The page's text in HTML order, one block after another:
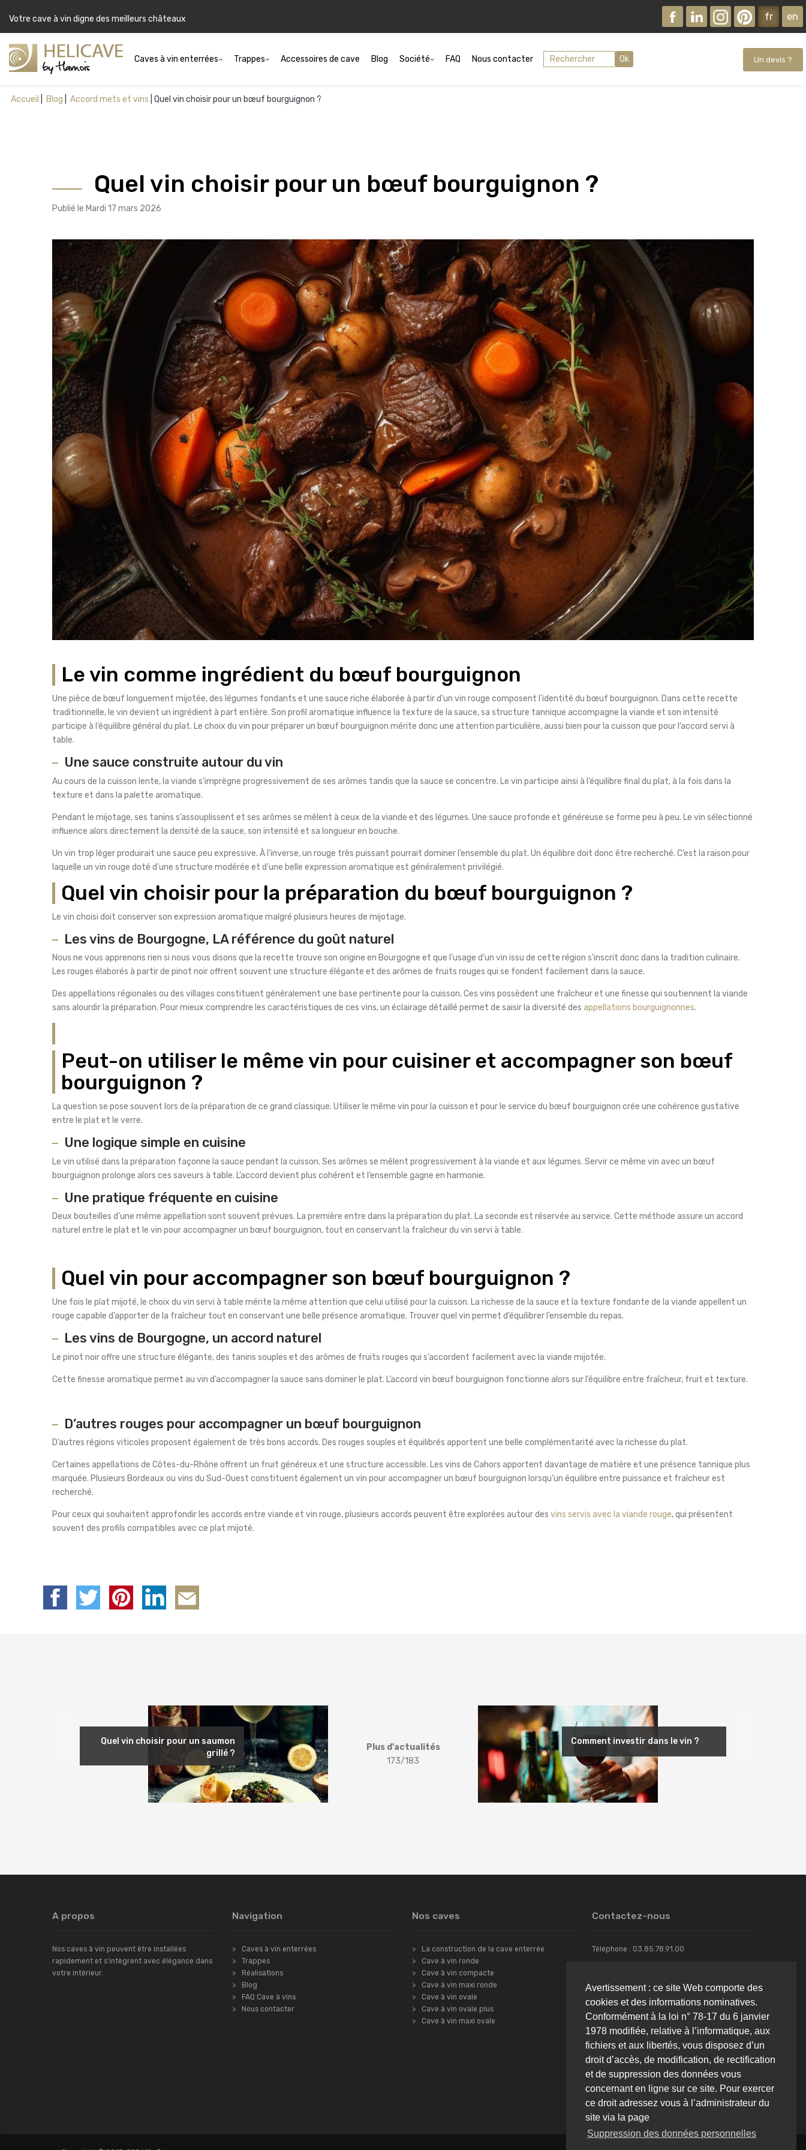
Avertissement : ce site Web comporte des
cookies et des informations nominatives.
Conformément à la loi n° 78-17 du 6 janvier
1978 modifiée, relative à l’informatique, aux
fichiers et aux libertés, vous disposez d’un
droit d’accès, de modification, de rectification
et de suppression des données vous
concernant en ligne sur ce site. Pour exercer
ce droit adressez vous à l’administrateur du
site via la page
Suppression des données personnelles
Votre cave à vin digne des meilleurs châteaux fr en
Caves à vin enterrées Trappes Accessoires de cave Blog Société FAQ Nous contacter Un devis ?
Ok
Quel vin choisir pour un bœuf bourguignon ?
Publié le Mardi 17 mars 2026
Le vin comme ingrédient du bœuf bourguignon
Une pièce de bœuf longuement mijotée, des légumes fondants et une sauce riche élaborée à partir d’un vin rouge composent l’identité du bœuf bourguignon. Dans cette recette
traditionnelle, le vin devient un ingrédient à part entière. Son profil aromatique influence la texture de la sauce, sa structure tannique accompagne la viande et son intensité
participe à l’équilibre général du plat. Le choix du vin pour préparer un bœuf bourguignon mérite donc une attention particulière, aussi bien pour la cuisson que pour l’accord servi à
table.
Une sauce construite autour du vin
Au cours de la cuisson lente, la viande s’imprègne progressivement de ses arômes tandis que la sauce se concentre. Le vin participe ainsi à l’équilibre final du plat, à la fois dans la
texture et dans la palette aromatique.
Pendant le mijotage, ses tanins s’assouplissent et ses arômes se mêlent à ceux de la viande et des légumes. Une sauce profonde et généreuse se forme peu à peu. Le vin sélectionné
influence alors directement la densité de la sauce, son intensité et sa longueur en bouche.
Un vin trop léger produirait une sauce peu expressive. À l’inverse, un rouge très puissant pourrait dominer l’ensemble du plat. Un équilibre doit donc être recherché. C’est la raison pour
laquelle un vin rouge doté d’une structure modérée et d’une belle expression aromatique est généralement privilégié.
Quel vin choisir pour la préparation du bœuf bourguignon ?
Le vin choisi doit conserver son expression aromatique malgré plusieurs heures de mijotage.
Les vins de Bourgogne, LA référence du goût naturel
Nous ne vous apprenons rien si nous vous disons que la recette trouve son origine en Bourgogne et que l’usage d’un vin issu de cette région s’inscrit donc dans la tradition culinaire.
Les rouges élaborés à partir de pinot noir offrent souvent une structure élégante et des arômes de fruits rouges qui se fondent facilement dans la sauce.
Des appellations régionales ou des villages constituent généralement une base pertinente pour la cuisson. Ces vins possèdent une fraîcheur et une finesse qui soutiennent la viande
sans alourdir la préparation. Pour mieux comprendre les caractéristiques de ces vins, un éclairage détaillé permet de saisir la diversité des appellations bourguignonnes.
Peut-on utiliser le même vin pour cuisiner et accompagner son bœuf
bourguignon ?
La question se pose souvent lors de la préparation de ce grand classique. Utiliser le même vin pour la cuisson et pour le service du bœuf bourguignon crée une cohérence gustative
entre le plat et le verre.
Une logique simple en cuisine
Le vin utilisé dans la préparation façonne la sauce pendant la cuisson. Ses arômes se mêlent progressivement à la viande et aux légumes. Servir ce même vin avec un bœuf
bourguignon prolonge alors ces saveurs à table. L’accord devient plus cohérent et l’ensemble gagne en harmonie.
Une pratique fréquente en cuisine
Deux bouteilles d’une même appellation sont souvent prévues. La première entre dans la préparation du plat. La seconde est réservée au service. Cette méthode assure un accord
naturel entre le plat et le vin pour accompagner un bœuf bourguignon, tout en conservant la fraîcheur du vin servi à table.
Quel vin pour accompagner son bœuf bourguignon ?
Une fois le plat mijoté, le choix du vin servi à table mérite la même attention que celui utilisé pour la cuisson. La richesse de la sauce et la texture fondante de la viande appellent un
rouge capable d’apporter de la fraîcheur tout en conservant une belle présence aromatique. Trouver quel vin permet d’équilibrer l’ensemble du repas.
Les vins de Bourgogne, un accord naturel
Le pinot noir offre une structure élégante, des tanins souples et des arômes de fruits rouges qui s’accordent facilement avec la viande mijotée.
Cette finesse aromatique permet au vin d’accompagner la sauce sans dominer le plat. L’accord vin bœuf bourguignon fonctionne alors sur l’équilibre entre fraîcheur, fruit et texture.
D’autres rouges pour accompagner un bœuf bourguignon
D’autres régions viticoles proposent également de très bons accords. Des rouges souples et équilibrés apportent une belle complémentarité avec la richesse du plat.
Certaines appellations de Côtes-du-Rhône offrent un fruit généreux et une structure accessible. Les vins de Cahors apportent davantage de matière et une présence tannique plus
marquée. Plusieurs Bordeaux ou vins du Sud-Ouest constituent également un vin pour accompagner un bœuf bourguignon lorsqu’un équilibre entre puissance et fraîcheur est
recherché.
Pour ceux qui souhaitent approfondir les accords entre viande et vin rouge, plusieurs accords peuvent être explorées autour des vins servis avec la viande rouge, qui présentent
souvent des profils compatibles avec ce plat mijoté.
Précédent
Quel vin choisir pour un saumon
grillé ?
Plus d'actualités
173/183
Suivant
Comment investir dans le vin ?
Accueil Blog Accord mets et vins Quel vin choisir pour un bœuf bourguignon ?
A propos
Nos caves à vin peuvent être installées
rapidement et s'intègrent avec élégance dans
votre intérieur.
Navigation
Caves à vin enterrées
Trappes
Réalisations
Blog
FAQ Cave à vins
Nous contacter
Nos caves
La construction de la cave enterrée
Cave à vin ronde
Cave à vin compacte
Cave à vin maxi ronde
Cave à vin ovale
Cave à vin ovale plus
Cave à vin maxi ovale
Contactez-nous
Téléphone : 03.85.78.91.00
71210, TORCY
Contactez-nous